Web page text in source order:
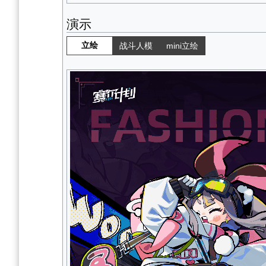
演示
立绘 战斗人模 mini立绘